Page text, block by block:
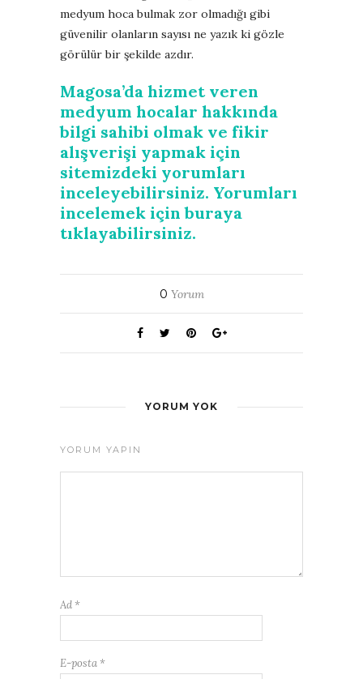
medyum hoca bulmak zor olmadığı gibi
güvenilir olanların sayısı ne yazık ki gözle
görülür bir şekilde azdır.
Magosa’da hizmet veren
medyum hocalar hakkında
bilgi sahibi olmak ve fikir
alışverişi yapmak için
sitemizdeki yorumları
inceleyebilirsiniz. Yorumları
incelemek için buraya
tıklayabilirsiniz.
0 Yorum
YORUM YOK
YORUM YAPIN
Ad *
E-posta *